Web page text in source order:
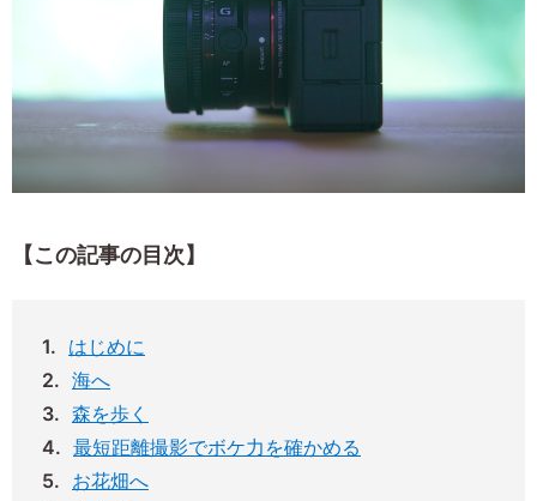
【この記事の目次】
はじめに
海へ
森を歩く
最短距離撮影でボケ力を確かめる
お花畑へ